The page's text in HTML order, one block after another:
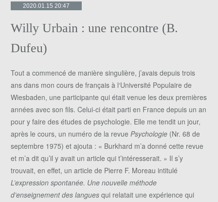
2020.01.15 20:47
Willy Urbain : une rencontre (B.
Dufeu)
Tout a commencé de manière singulière, j’avais depuis trois
ans dans mon cours de français à l‘Université Populaire de
Wiesbaden, une participante qui était venue les deux premières
années avec son fils. Celui-ci était parti en France depuis un an
pour y faire des études de psychologie. Elle me tendit un jour,
après le cours, un numéro de la revuePsychologie (Nr. 68 de
septembre 1975) et ajouta : « Burkhard m’a donné cette revue
et m’a dit qu’il y avait un article qui t’intéresserait. » Il s’y
trouvait, en effet, un article de Pierre F. Moreau intitulé
L’expression spontanée. Une nouvelle méthode
d’enseignement des langues qui relatait une expérience qui